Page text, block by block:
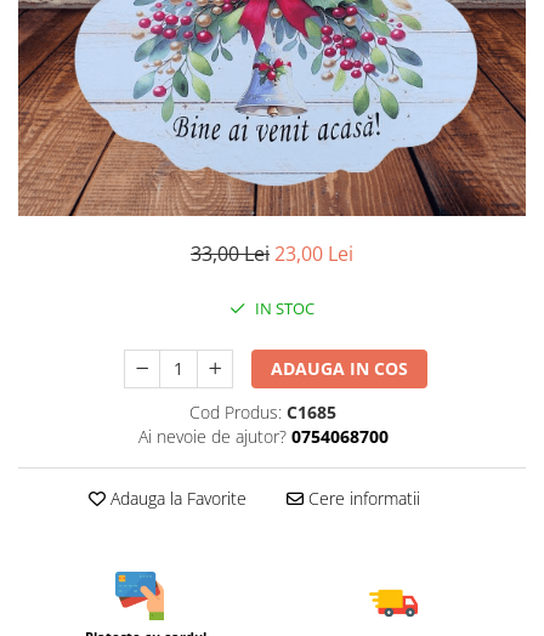
33,00 Lei23,00 Lei
IN STOC
ADAUGA IN COS
Cod Produs: C1685
Ai nevoie de ajutor? 0754068700
Adauga la Favorite Cere informatii